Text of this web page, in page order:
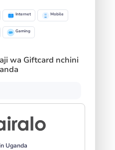
Internet Mobile
Gaming
wa Giftcard nchini
Uganda